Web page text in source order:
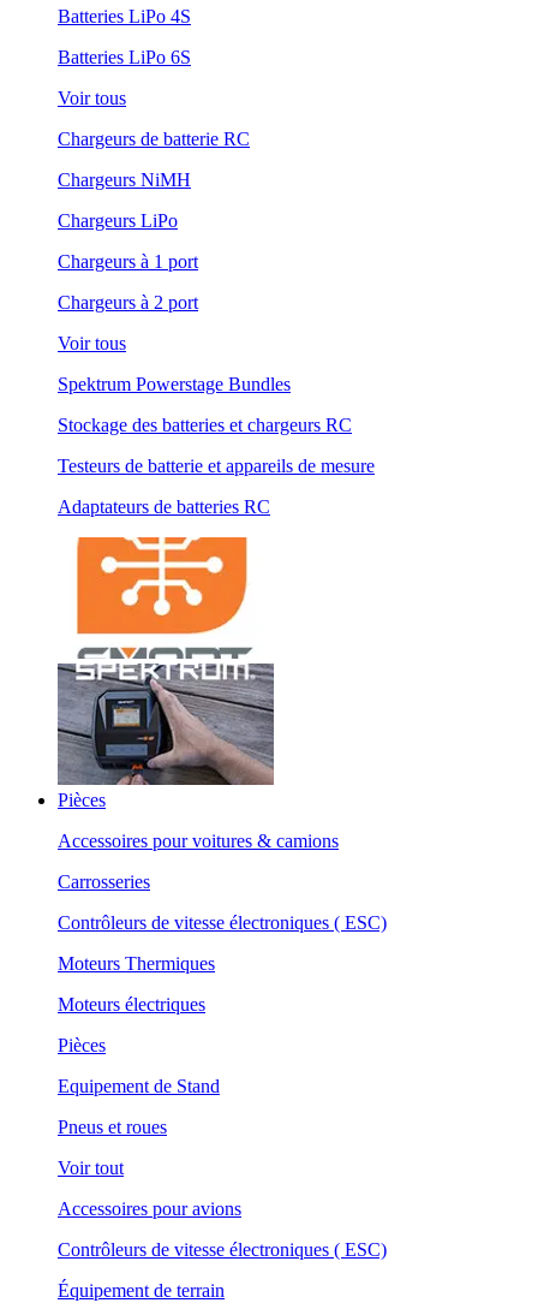
Batteries LiPo 4S
Batteries LiPo 6S
Voir tous
Chargeurs de batterie RC
Chargeurs NiMH
Chargeurs LiPo
Chargeurs à 1 port
Chargeurs à 2 port
Voir tous
Spektrum Powerstage Bundles
Stockage des batteries et chargeurs RC
Testeurs de batterie et appareils de mesure
Adaptateurs de batteries RC
Pièces
Accessoires pour voitures & camions
Carrosseries
Contrôleurs de vitesse électroniques ( ESC)
Moteurs Thermiques
Moteurs électriques
Pièces
Equipement de Stand
Pneus et roues
Voir tout
Accessoires pour avions
Contrôleurs de vitesse électroniques ( ESC)
Équipement de terrain